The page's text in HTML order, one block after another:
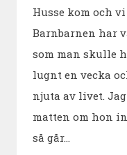
Husse kom och
Barnbarnen har
som man skulle
lugnt en vecka
njuta av livet.
matten om hon
så går…